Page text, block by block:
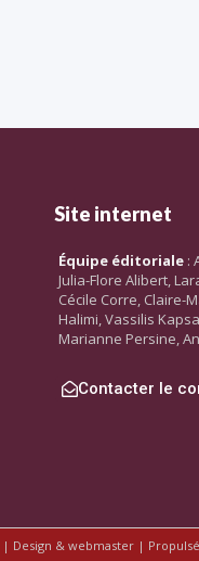
Site internet
Équipe éditoriale :
Julia-Flore Alibert,
Cécile Corre, Claire-
Halimi, Vassilis
Marianne Persine,
Contacter le
| Design & webmaster |